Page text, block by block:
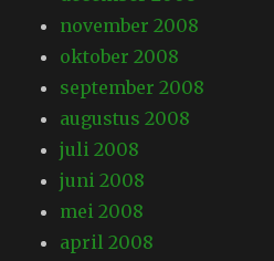
november 2008
oktober 2008
september 2008
augustus 2008
juli 2008
juni 2008
mei 2008
april 2008